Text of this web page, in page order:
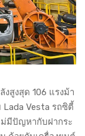
งสูงสุด 106 แรงม้า
Vesta รถซิตี้
ม่มีปัญหากับฝากระ